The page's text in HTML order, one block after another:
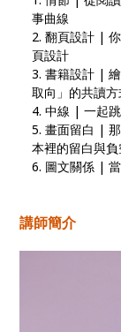
事曲線
翻頁設計 |
頁設計
書籍設計 |
取向」的共讀方
中線 | 一起
畫面留白 |
本裡的留白與負
圖文關係 |
講師簡介